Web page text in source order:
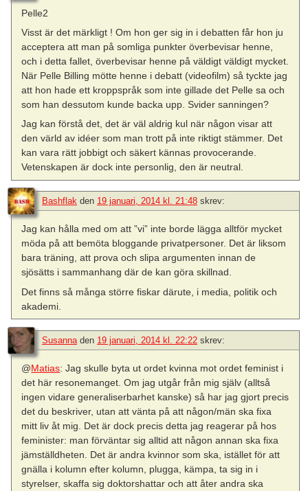
Pelle2
Visst är det märkligt ! Om hon ger sig in i debatten får hon ju
acceptera att man på somliga punkter överbevisar henne,
och i detta fallet, överbevisar henne på väldigt väldigt mycket.
När Pelle Billing mötte henne i debatt (videofilm) så tyckte jag
att hon hade ett kroppspråk som inte gillade det Pelle sa och
som han dessutom kunde backa upp. Svider sanningen?
Jag kan förstå det, det är väl aldrig kul när någon visar att
den värld av idéer som man trott på inte riktigt stämmer. Det
kan vara rätt jobbigt och säkert kännas provocerande.
Vetenskapen är dock inte personlig, den är neutral.
Bashflak den 19 januari, 2014 kl. 21:48 skrev:
Jag kan hålla med om att ”vi” inte borde lägga alltför mycket
möda på att bemöta bloggande privatpersoner. Det är liksom
bara träning, att prova och slipa argumenten innan de
sjösätts i sammanhang där de kan göra skillnad.
Det finns så många större fiskar därute, i media, politik och
akademi.
Susanna den 19 januari, 2014 kl. 22:22 skrev:
@Matias: Jag skulle byta ut ordet kvinna mot ordet feminist i
det här resonemanget. Om jag utgår från mig själv (alltså
ingen vidare generaliserbarhet kanske) så har jag gjort precis
det du beskriver, utan att vänta på att någon/män ska fixa
mitt liv åt mig. Det är dock precis detta jag reagerar på hos
feminister: man förväntar sig alltid att någon annan ska fixa
jämställdheten. Det är andra kvinnor som ska, istället för att
gnälla i kolumn efter kolumn, plugga, kämpa, ta sig in i
styrelser, skaffa sig doktorshattar och att åter andra ska